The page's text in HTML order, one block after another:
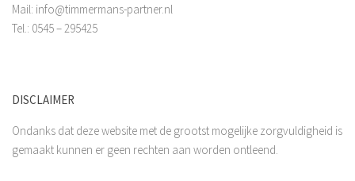
Mail: info@timmermans-partner.nl
Tel.: 0545 – 295425
DISCLAIMER
Ondanks dat deze website met de grootst mogelijke zorgvuldigheid is
gemaakt kunnen er geen rechten aan worden ontleend.